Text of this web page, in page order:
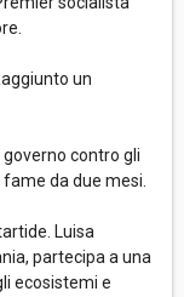
un
contro gli
da due mesi.
Luisa
partecipa a una
ecosistemi e